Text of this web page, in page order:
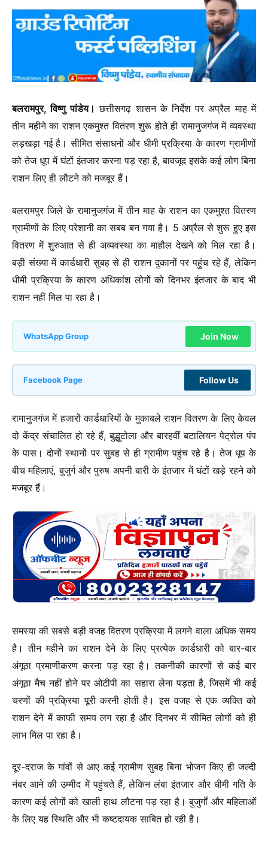
बलरामपुर, विष्णु पांडेय। छत्तीसगढ़ शासन के निर्देश पर अप्रैल माह में
तीन महीने का राशन एकमुश्त वितरण शुरू होते ही रामानुजगंज में व्यवस्था
लड़खड़ा गई है। सीमित संसाधनों और धीमी प्रक्रिया के कारण ग्रामीणों
को तेज धूप में घंटों इंतजार करना पड़ रहा है, बावजूद इसके कई लोग बिना
राशन लिए ही लौटने को मजबूर हैं।
बलरामपुर जिले के रामानुजगंज में तीन माह के राशन का एकमुश्त वितरण
ग्रामीणों के लिए परेशानी का सबब बन गया है। 5 अप्रैल से शुरू हुए इस
वितरण में शुरुआत से ही अव्यवस्था का माहौल देखने को मिल रहा है।
बड़ी संख्या में कार्डधारी सुबह से ही राशन दुकानों पर पहुंच रहे हैं, लेकिन
धीमी प्रक्रिया के कारण अधिकांश लोगों को दिनभर इंतजार के बाद भी
राशन नहीं मिल पा रहा है।
WhatsApp Group Join Now
Facebook Page Follow Us
रामानुजगंज में हजारों कार्डधारियों के मुकाबले राशन वितरण के लिए केवल
दो केंद्र संचालित हो रहे हैं, बुद्धुटोला और बारहवीं बटालियन पेट्रोल पंप
के पास। दोनों स्थानों पर सुबह से ही ग्रामीण पहुंच रहे है। तेज धूप के
बीच महिलाएं, बुजुर्ग और पुरुष अपनी बारी के इंतजार में घंटों खड़े रहने को
मजबूर हैं।
समस्या की सबसे बड़ी वजह वितरण प्रक्रिया में लगने वाला अधिक समय
है। तीन महीने का राशन देने के लिए प्रत्येक कार्डधारी को बार-बार
अंगूठा प्रमाणीकरण करना पड़ रहा है। तकनीकी कारणों से कई बार
अंगूठा मैच नहीं होने पर ओटीपी का सहारा लेना पड़ता है, जिसमें भी कई
चरणों की प्रक्रिया पूरी करनी होती है। इस वजह से एक व्यक्ति को
राशन देने में काफी समय लग रहा है और दिनभर में सीमित लोगों को ही
लाभ मिल पा रहा है।
दूर-दराज के गांवों से आए कई ग्रामीण सुबह बिना भोजन किए ही जल्दी
नंबर आने की उम्मीद में पहुंचते हैं, लेकिन लंबा इंतजार और धीमी गति के
कारण कई लोगों को खाली हाथ लौटना पड़ रहा है। बुजुर्गों और महिलाओं
के लिए यह स्थिति और भी कष्टदायक साबित हो रही है।